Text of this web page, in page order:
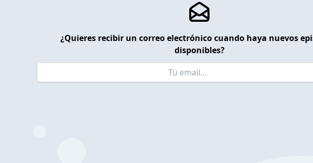
¿Quieres recibir un correo electrónico cuando haya nuevos
disponibles?